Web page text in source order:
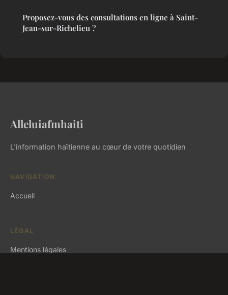
Proposez-vous des consultations en ligne à Saint-
Jean-sur-Richelieu ?
Alleluiafmhaiti
L'information haïtienne au cœur de votre quotidien
NAVIGATION
Accueil
LÉGAL
Mentions légales